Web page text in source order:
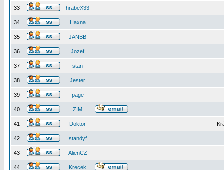
33 hrabeX33
34 Haxna
35 JANBB
36 Jozef
37 stan
38 Jester
39 page
40 ZIM
41 Doktor
42 standyf
43 AlienCZ
44 Krecek